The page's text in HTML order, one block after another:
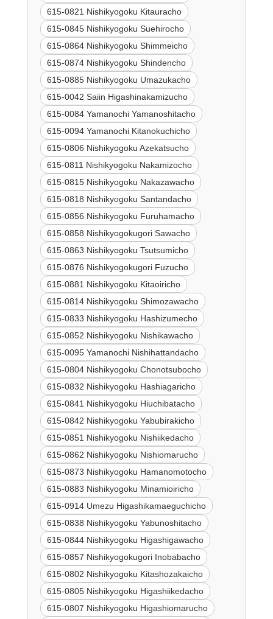
615-0821 Nishikyogoku Kitauracho
615-0845 Nishikyogoku Suehirocho
615-0864 Nishikyogoku Shimmeicho
615-0874 Nishikyogoku Shindencho
615-0885 Nishikyogoku Umazukacho
615-0042 Saiin Higashinakamizucho
615-0084 Yamanochi Yamanoshitacho
615-0094 Yamanochi Kitanokuchicho
615-0806 Nishikyogoku Azekatsucho
615-0811 Nishikyogoku Nakamizocho
615-0815 Nishikyogoku Nakazawacho
615-0818 Nishikyogoku Santandacho
615-0856 Nishikyogoku Furuhamacho
615-0858 Nishikyogokugori Sawacho
615-0863 Nishikyogoku Tsutsumicho
615-0876 Nishikyogokugori Fuzucho
615-0881 Nishikyogoku Kitaoiricho
615-0814 Nishikyogoku Shimozawacho
615-0833 Nishikyogoku Hashizumecho
615-0852 Nishikyogoku Nishikawacho
615-0095 Yamanochi Nishihattandacho
615-0804 Nishikyogoku Chonotsubocho
615-0832 Nishikyogoku Hashiagaricho
615-0841 Nishikyogoku Hiuchibatacho
615-0842 Nishikyogoku Yabubirakicho
615-0851 Nishikyogoku Nishiikedacho
615-0862 Nishikyogoku Nishiomarucho
615-0873 Nishikyogoku Hamanomotocho
615-0883 Nishikyogoku Minamioiricho
615-0914 Umezu Higashikamaeguchicho
615-0838 Nishikyogoku Yabunoshitacho
615-0844 Nishikyogoku Higashigawacho
615-0857 Nishikyogokugori Inobabacho
615-0802 Nishikyogoku Kitashozakaicho
615-0805 Nishikyogoku Higashiikedacho
615-0807 Nishikyogoku Higashiomarucho